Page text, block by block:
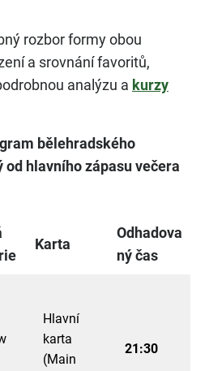
rozbor formy obou
a srovnání favoritů,
analýzu a kurzy
bělehradského
hlavního zápasu večera
Karta
Odhadova
ný čas
Hlavní
karta
(Main
21:30